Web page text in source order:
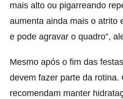
mais alto ou pigarreando
aumenta ainda mais o atrito
e pode agravar o quadro”,
Mesmo após o fim das
devem fazer parte da rotina.
recomendam manter